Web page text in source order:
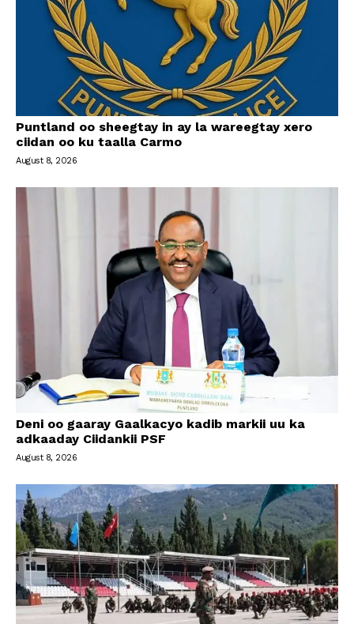
Puntland oo sheegtay in ay la wareegtay xero
ciidan oo ku taalla Carmo
August 8, 2026
Deni oo gaaray Gaalkacyo kadib markii uu ka
adkaaday Ciidankii PSF
August 8, 2026